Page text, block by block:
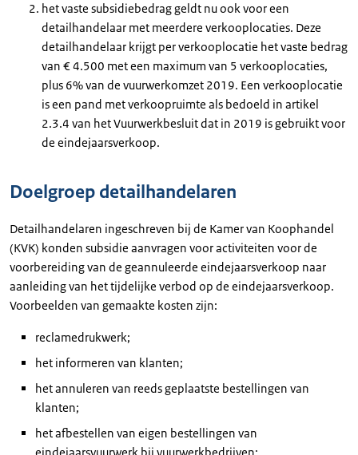
het vaste subsidiebedrag geldt nu ook voor een
detailhandelaar met meerdere verkooplocaties. Deze
detailhandelaar krijgt per verkooplocatie het vaste bedrag
van € 4.500 met een maximum van 5 verkooplocaties,
plus 6% van de vuurwerkomzet 2019. Een verkooplocatie
is een pand met verkoopruimte als bedoeld in artikel
2.3.4 van het Vuurwerkbesluit dat in 2019 is gebruikt voor
de eindejaarsverkoop.
Doelgroep detailhandelaren
Detailhandelaren ingeschreven bij de Kamer van Koophandel
(KVK) konden subsidie aanvragen voor activiteiten voor de
voorbereiding van de geannuleerde eindejaarsverkoop naar
aanleiding van het tijdelijke verbod op de eindejaarsverkoop.
Voorbeelden van gemaakte kosten zijn:
reclamedrukwerk;
het informeren van klanten;
het annuleren van reeds geplaatste bestellingen van
klanten;
het afbestellen van eigen bestellingen van